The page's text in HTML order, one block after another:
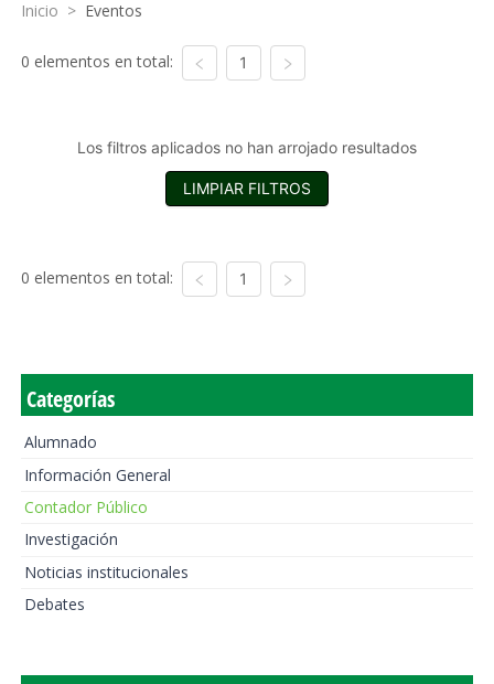
Inicio > Eventos
0 elementos en total: 1
Los filtros aplicados no han arrojado resultados
LIMPIAR FILTROS
0 elementos en total: 1
Categorías
Alumnado
Información General
Contador Público
Investigación
Noticias institucionales
Debates